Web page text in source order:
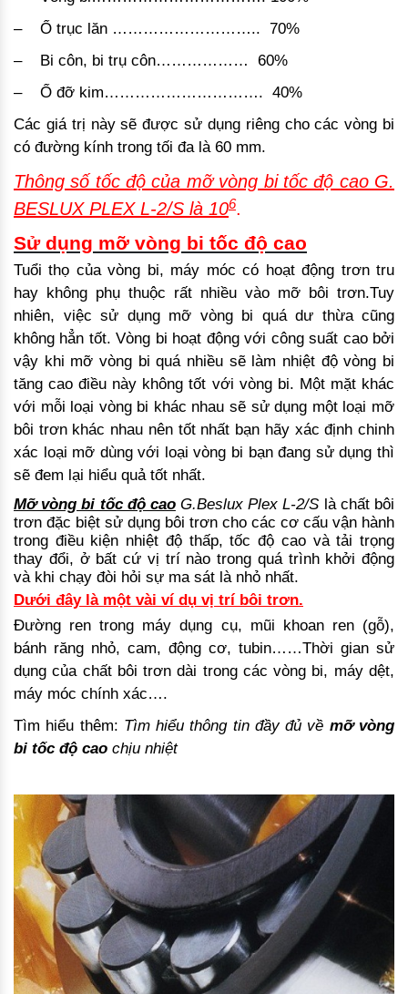
– ­Ổ trục lăn ……………………….. 70%
– Bi côn, bi trụ côn……………… 60%
– ­Ổ đỡ kim…………………………. 40%
Các giá trị này sẽ được sử dụng riêng cho các vòng bi
có đường kính trong tối đa là 60 mm.
Thông số tốc độ của mỡ vòng bi tốc độ cao G.
BESLUX PLEX L-2/S là 106.
Sử dụng mỡ vòng bi tốc độ cao
Tuổi thọ của vòng bi, máy móc có hoạt động trơn tru
hay không phụ thuộc rất nhiều vào mỡ bôi trơn.Tuy
nhiên, việc sử dụng mỡ vòng bi quá dư thừa cũng
không hẳn tốt. Vòng bi hoạt động với công suất cao bởi
vậy khi mỡ vòng bi quá nhiều sẽ làm nhiệt độ vòng bi
tăng cao điều này không tốt với vòng bi. Một mặt khác
với mỗi loại vòng bi khác nhau sẽ sử dụng một loại mỡ
bôi trơn khác nhau nên tốt nhất bạn hãy xác định chinh
xác loại mỡ dùng với loại vòng bi bạn đang sử dụng thì
sẽ đem lại hiểu quả tốt nhất.
Mỡ vòng bi tốc độ caoG.Beslux Plex L-2/S là chất bôi
trơn đặc biệt sử dụng bôi trơn cho các cơ cấu vận hành
trong điều kiện nhiệt độ thấp, tốc độ cao và tải trọng
thay đổi, ở bất cứ vị trí nào trong quá trình khởi động
và khi chạy đòi hỏi sự ma sát là nhỏ nhất.
Dưới đây là một vài ví dụ vị trí bôi trơn.
Đường ren trong máy dụng cụ, mũi khoan ren (gỗ),
bánh răng nhỏ, cam, động cơ, tubin……Thời gian sử
dụng của chất bôi trơn dài trong các vòng bi, máy dệt,
máy móc chính xác….
Tìm hiểu thêm: Tìm hiểu thông tin đầy đủ về mỡ vòng
bi tốc độ cao chịu nhiệt